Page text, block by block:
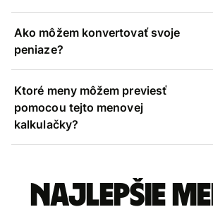
Ako môžem konvertovať svoje
peniaze?
Ktoré meny môžem previesť
pomocou tejto menovej
kalkulačky?
Najlepšie